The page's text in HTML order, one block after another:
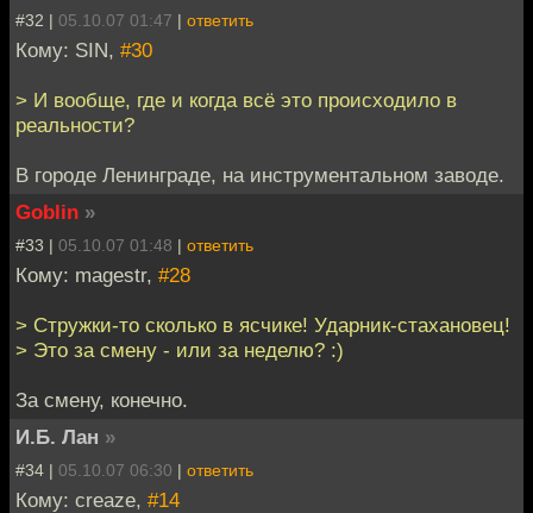
#32 | 05.10.07 01:47 | ответить
Кому: SIN, #30
> И вообще, где и когда всё это происходило в
реальности?
В городе Ленинграде, на инструментальном заводе.
Goblin »
#33 | 05.10.07 01:48 | ответить
Кому: magestr, #28
> Стружки-то сколько в ясчике! Ударник-стахановец!
> Это за смену - или за неделю? :)
За смену, конечно.
И.Б. Лан »
#34 | 05.10.07 06:30 | ответить
Кому: creaze, #14